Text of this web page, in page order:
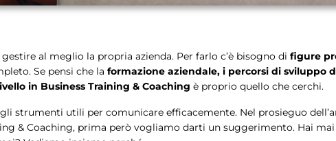
al meglio la propria azienda. Per farlo c’è bisogno di figure
Se pensi che la formazione aziendale, i percorsi di sviluppo
in Business Training & Coaching è proprio quello che cerchi.
strumenti utili per comunicare efficacemente. Nel prosieguo
& Coaching, prima però vogliamo darti un suggerimento. Hai